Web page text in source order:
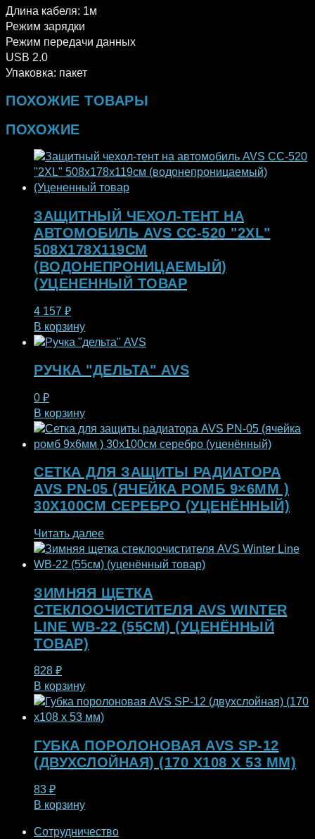
Длина кабеля: 1м
Режим зарядки
Режим передачи данных
USB 2.0
Упаковка: пакет
ПОХОЖИЕ ТОВАРЫ
ПОХОЖИЕ
ЗАЩИТНЫЙ ЧЕХОЛ-ТЕНТ НА
АВТОМОБИЛЬ AVS СС-520 "2XL"
508Х178Х119СМ
(ВОДОНЕПРОНИЦАЕМЫЙ)
(УЦЕНЕННЫЙ ТОВАР
4 157 ₽
В корзину
РУЧКА "ДЕЛЬТА" AVS
0 ₽
В корзину
СЕТКА ДЛЯ ЗАЩИТЫ РАДИАТОРА
AVS PN-05 (ЯЧЕЙКА РОМБ 9×6ММ )
30Х100СМ СЕРЕБРО (УЦЕНЁННЫЙ)
Читать далее
ЗИМНЯЯ ЩЕТКА
СТЕКЛООЧИСТИТЕЛЯ AVS WINTER
LINE WB-22 (55СМ) (УЦЕНЁННЫЙ
ТОВАР)
828 ₽
В корзину
ГУБКА ПОРОЛОНОВАЯ AVS SP-12
(ДВУХСЛОЙНАЯ) (170 X108 X 53 ММ)
83 ₽
В корзину
Сотрудничество